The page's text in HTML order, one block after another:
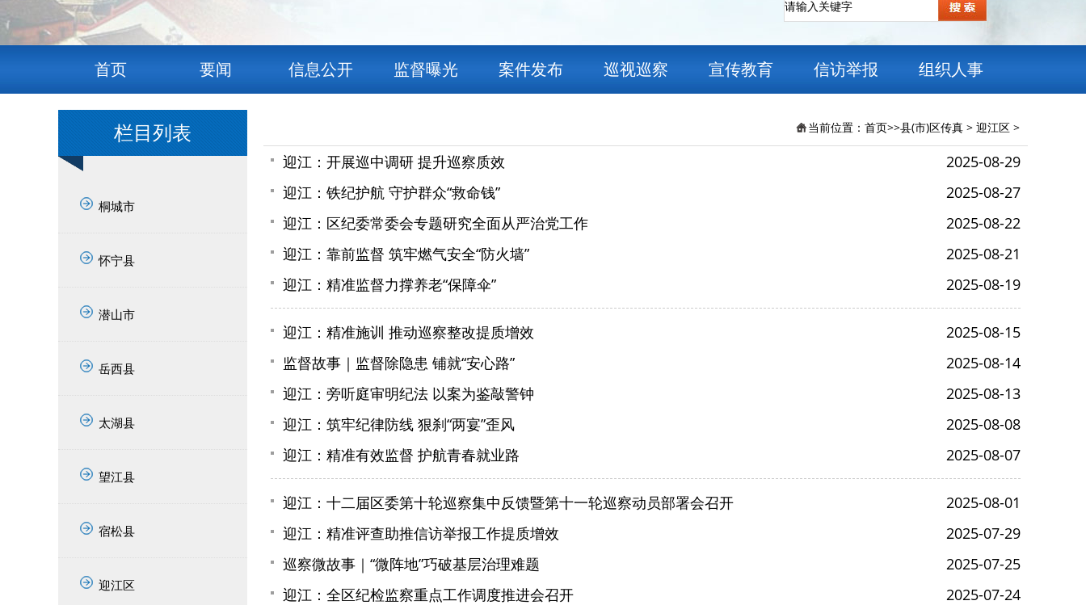
首页 要闻 信息公开 监督曝光 案件发布 巡视巡察 宣传教育 信访举报 组织人事
栏目列表
桐城市
怀宁县
潜山市
岳西县
太湖县
望江县
宿松县
迎江区
当前位置： 首页>>县(市)区传真 > 迎江区 >
2025-08-29
迎江：开展巡中调研 提升巡察质效
2025-08-27
迎江：铁纪护航 守护群众“救命钱”
2025-08-22
迎江：区纪委常委会专题研究全面从严治党工作
2025-08-21
迎江：靠前监督 筑牢燃气安全“防火墙”
2025-08-19
迎江：精准监督力撑养老“保障伞”
2025-08-15
迎江：精准施训 推动巡察整改提质增效
2025-08-14
监督故事｜监督除隐患 铺就“安心路”
2025-08-13
迎江：旁听庭审明纪法 以案为鉴敲警钟
2025-08-08
迎江：筑牢纪律防线 狠刹“两宴”歪风
2025-08-07
迎江：精准有效监督 护航青春就业路
2025-08-01
迎江：十二届区委第十轮巡察集中反馈暨第十一轮巡察动员部署会召开
2025-07-29
迎江：精准评查助推信访举报工作提质增效
2025-07-25
巡察微故事｜“微阵地”巧破基层治理难题
2025-07-24
迎江：全区纪检监察重点工作调度推进会召开